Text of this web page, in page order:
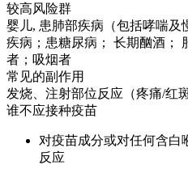
较高风险群
婴儿, 患肺部疾病（包括哮喘及
疾病；患糖尿病； 长期酗酒；
者；吸烟者
常见的副作用
发烧、注射部位反应（疼痛/红
谁不应接种疫苗
对疫苗成分或对任何含白
反应